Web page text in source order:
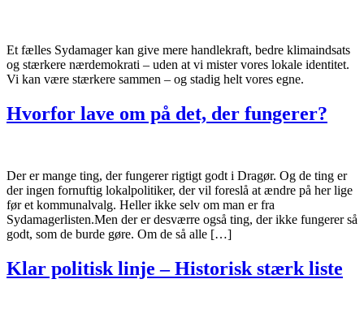
Et fælles Sydamager kan give mere handlekraft, bedre klimaindsats
og stærkere nærdemokrati – uden at vi mister vores lokale identitet.
Vi kan være stærkere sammen – og stadig helt vores egne.
Hvorfor lave om på det, der fungerer?
Der er mange ting, der fungerer rigtigt godt i Dragør. Og de ting er
der ingen fornuftig lokalpolitiker, der vil foreslå at ændre på her lige
før et kommunalvalg. Heller ikke selv om man er fra
Sydamagerlisten.Men der er desværre også ting, der ikke fungerer så
godt, som de burde gøre. Om de så alle […]
Klar politisk linje – Historisk stærk liste